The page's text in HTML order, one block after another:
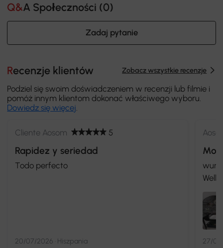
Q&A Społeczności (0)
Zadaj pytanie
Recenzje klientów Zobacz wszystkie recenzje
Podziel się swoim doświadczeniem w recenzji lub filmie i
pomóż innym klientom dokonać właściwego wyboru.
Dowiedz się więcej.
Cliente Aosom 5
Rapidez y seriedad
Todo perfecto
20/07/2026 · Hiszpania 27/